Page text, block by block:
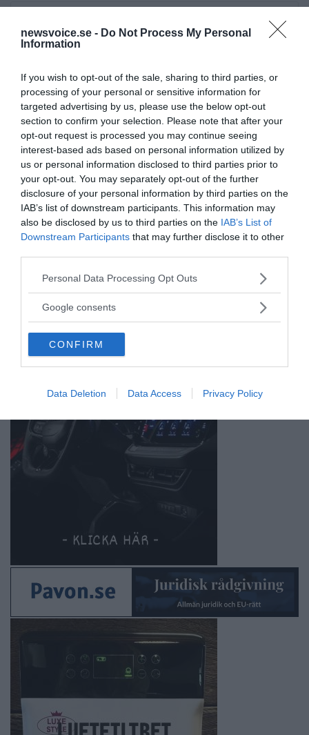
newsvoice.se - Do Not Process My Personal
Information
If you wish to opt-out of the sale, sharing to third parties, or
processing of your personal or sensitive information for
targeted advertising by us, please use the below opt-out
section to confirm your selection. Please note that after your
opt-out request is processed you may continue seeing
interest-based ads based on personal information utilized by
us or personal information disclosed to third parties prior to
your opt-out. You may separately opt-out of the further
disclosure of your personal information by third parties on the
IAB’s list of downstream participants. This information may
also be disclosed by us to third parties on the IAB’s List of
Downstream Participants that may further disclose it to other
Please note that this website/app uses one or more Google
not limited to your visit or usage behaviour. You may click to
use your data for below specified purposes in below Google
consent section.
Personal Data Processing Opt Outs
Google consents
CONFIRM
Data Deletion Data Access Privacy Policy
Prenumerera på vårt nyhetsbrev
Få NewsVoice nyhets-mail